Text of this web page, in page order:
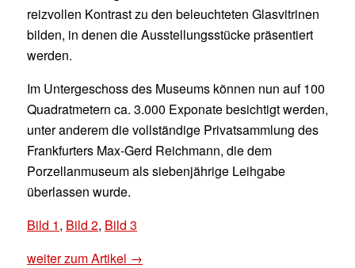
reizvollen Kontrast zu den beleuchteten Glasvitrinen
bilden, in denen die Ausstellungsstücke präsentiert
werden.
Im Untergeschoss des Museums können nun auf 100
Quadratmetern ca. 3.000 Exponate besichtigt werden,
unter anderem die vollständige Privatsammlung des
Frankfurters Max-Gerd Reichmann, die dem
Porzellanmuseum als siebenjährige Leihgabe
überlassen wurde.
Bild 1, Bild 2, Bild 3
weiter zum Artikel →